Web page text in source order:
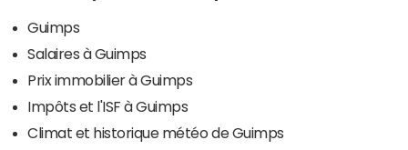
Guimps
Salaires à Guimps
Prix immobilier à Guimps
Impôts et l'ISF à Guimps
Climat et historique météo de Guimps